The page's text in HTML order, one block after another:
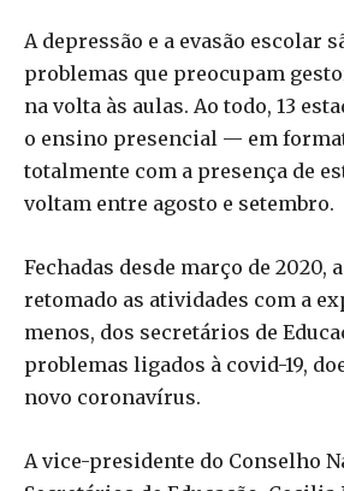
A depressão e a evasão escolar
problemas que preocupam
na volta às aulas. Ao todo, 13
o ensino presencial — em
totalmente com a presença de
voltam entre agosto e setembro.
Fechadas desde março de 2020,
retomado as atividades com a
menos, dos secretários de
problemas ligados à covid-19,
novo coronavírus.
A vice-presidente do Conselho